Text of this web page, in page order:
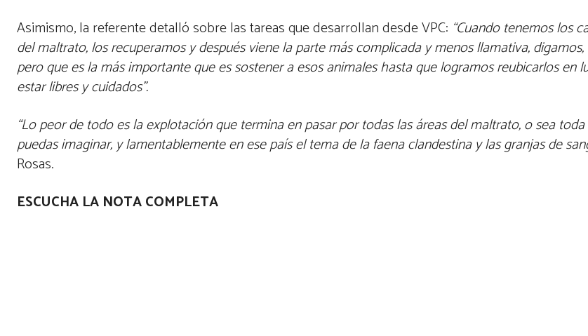
Asimismo, la referente detalló sobre las tareas que desarrollan desde VPC: “Cuando tenemos los
del maltrato,los recuperamos y después viene la parte más complicada y menos llamativa,
pero que es la más importante que es sostener a esos animales hasta que logramos reubicarlos en
estar libres y cuidados”.
“Lo peor de todo es la explotación que termina en pasar por todas las áreas del maltrato, o sea
puedas imaginar, y lamentablemente en ese país el tema de la faena clandestina y las granjas de
Rosas.
ESCUCHA LA NOTA COMPLETA